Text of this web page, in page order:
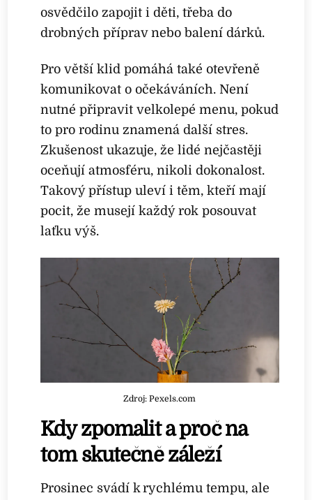
osvědčilo zapojit i děti, třeba do
drobných příprav nebo balení dárků.
Pro větší klid pomáhá také otevřeně
komunikovat o očekáváních. Není
nutné připravit velkolepé menu, pokud
to pro rodinu znamená další stres.
Zkušenost ukazuje, že lidé nejčastěji
oceňují atmosféru, nikoli dokonalost.
Takový přístup uleví i těm, kteří mají
pocit, že musejí každý rok posouvat
laťku výš.
Zdroj: Pexels.com
Kdy zpomalit a proč na
tom skutečně záleží
Prosinec svádí k rychlému tempu, ale